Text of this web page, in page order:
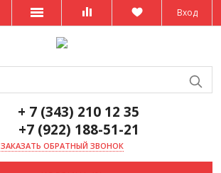
Вход
+ 7 (343) 210 12 35
+7 (922) 188-51-21
ЗАКАЗАТЬ ОБРАТНЫЙ ЗВОНОК